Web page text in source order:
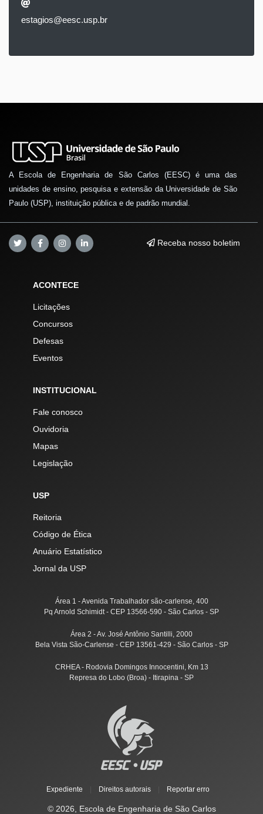
estagios@eesc.usp.br
A Escola de Engenharia de São Carlos (EESC) é uma das
unidades de ensino, pesquisa e extensão da Universidade de São
Paulo (USP), instituição pública e de padrão mundial.
Receba nosso boletim
ACONTECE
Licitações
Concursos
Defesas
Eventos
INSTITUCIONAL
Fale conosco
Ouvidoria
Mapas
Legislação
USP
Reitoria
Código de Ética
Anuário Estatístico
Jornal da USP
Área 1 - Avenida Trabalhador são-carlense, 400
Pq Arnold Schimidt - CEP 13566-590 - São Carlos - SP
Área 2 - Av. José Antônio Santilli, 2000
Bela Vista São-Carlense - CEP 13561-429 - São Carlos - SP
CRHEA - Rodovia Domingos Innocentini, Km 13
Represa do Lobo (Broa) - Itirapina - SP
Expediente Direitos autorais Reportar erro
© 2026, Escola de Engenharia de São Carlos